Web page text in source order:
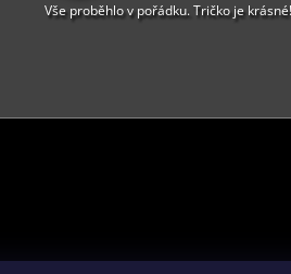
Vše proběhlo v pořádku. Tričko je krásné!